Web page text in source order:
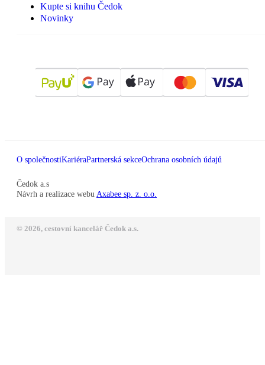
Kupte si knihu Čedok
Novinky
O společnostiKariéraPartnerská sekceOchrana osobních údajů
Čedok a.s
Návrh a realizace webu Axabee sp. z. o.o.
© 2026, cestovní kancelář Čedok a.s.